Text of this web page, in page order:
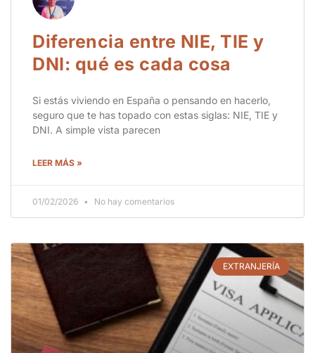
Diferencia entre NIE, TIE y
DNI: qué es cada cosa
Si estás viviendo en España o pensando en hacerlo,
seguro que te has topado con estas siglas: NIE, TIE y
DNI. A simple vista parecen
LEER MÁS »
01/02/2026 No hay comentarios
EXTRANJERÍA